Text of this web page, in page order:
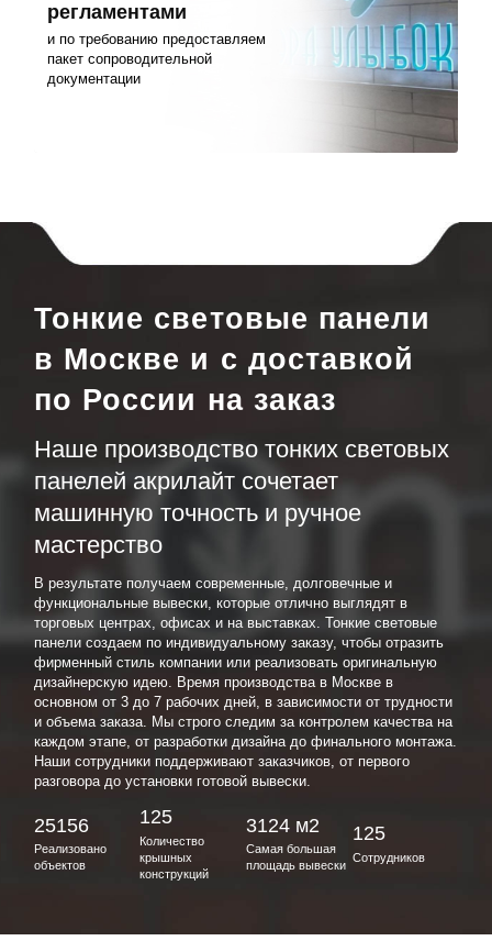
регламентами
и по требованию предоставляем
пакет сопроводительной
документации
Тонкие световые панели
в Москве и с доставкой
по России на заказ
Наше производство тонких световых
панелей акрилайт сочетает
машинную точность и ручное
мастерство
В результате получаем современные, долговечные и
функциональные вывески, которые отлично выглядят в
торговых центрах, офисах и на выставках. Тонкие световые
панели создаем по индивидуальному заказу, чтобы отразить
фирменный стиль компании или реализовать оригинальную
дизайнерскую идею. Время производства в Москве в
основном от 3 до 7 рабочих дней, в зависимости от трудности
и объема заказа. Мы строго следим за контролем качества на
каждом этапе, от разработки дизайна до финального монтажа.
Наши сотрудники поддерживают заказчиков, от первого
разговора до установки готовой вывески.
25156
Реализовано
объектов
125
Количество
крышных
конструкций
3124 м2
Самая большая
площадь вывески
125
Сотрудников